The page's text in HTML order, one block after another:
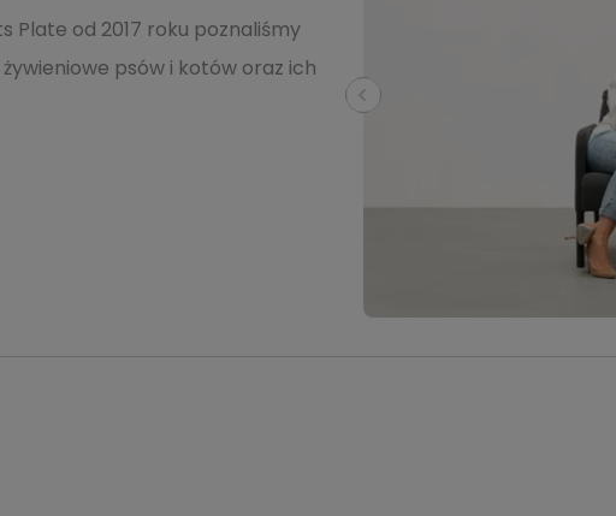
Plate od 2017 roku poznaliśmy
psów i kotów oraz ich